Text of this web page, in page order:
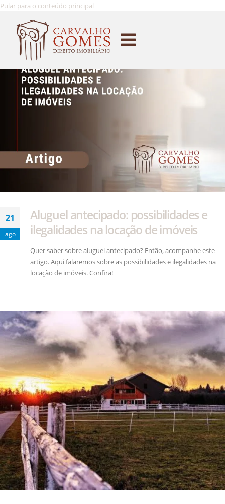
Pular para o conteúdo principal
21
ago
Aluguel antecipado: possibilidades e
ilegalidades na locação de imóveis
Quer saber sobre aluguel antecipado? Então, acompanhe este
artigo. Aqui falaremos sobre as possibilidades e ilegalidades na
locação de imóveis. Confira!